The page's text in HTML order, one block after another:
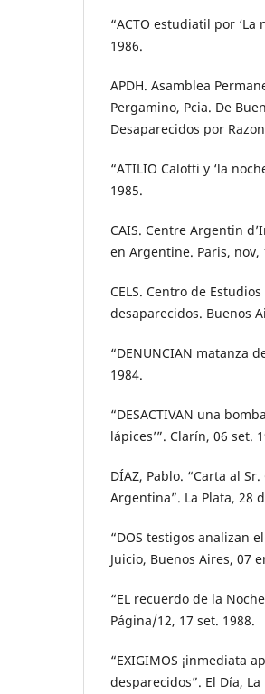
“ACTO estudiatil por ‘La
1986.
APDH. Asamblea
Pergamino, Pcia. De
Desaparecidos por
“ATILIO Calotti y ‘la
1985.
CAIS. Centre Argentin
en Argentine. Paris, nov,
CELS. Centro de
desaparecidos. Buenos
“DENUNCIAN matanza
1984.
“DESACTIVAN una
lápices’”. Clarín, 06 set.
DÍAZ, Pablo. “Carta al
Argentina”. La Plata, 28
“DOS testigos analizan
Juicio, Buenos Aires, 07
“EL recuerdo de la
Página/12, 17 set. 1988.
“EXIGIMOS ¡inmediata
desparecidos”. El Día,